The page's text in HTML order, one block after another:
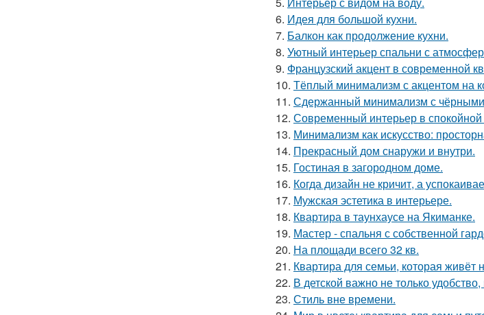
6. Идея для большой кухни.
7. Балкон как продолжение кухни.
8. Уютный интерьер спальни с
9. Французский акцент в современной
10. Тёплый минимализм с акцентом на
11. Сдержанный минимализм с чёрными
12. Современный интерьер в спокойной
13. Минимализм как искусство:
14. Прекрасный дом снаружи и внутри.
15. Гостиная в загородном доме.
16. Когда дизайн не кричит, а
17. Мужская эстетика в интерьере.
18. Квартира в таунхаусе на Якиманке.
19. Мастер - спальня с собственной
20. На площади всего 32 кв.
21. Квартира для семьи, которая живёт
22. В детской важно не только
23. Стиль вне времени.